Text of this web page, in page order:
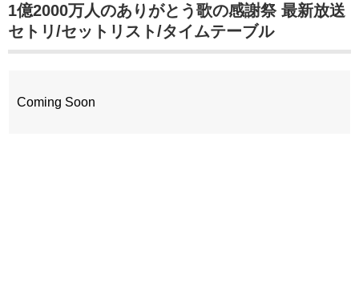
1億2000万人のありがとう歌の感謝祭 最新放送
セトリ/セットリスト/タイムテーブル
Coming Soon